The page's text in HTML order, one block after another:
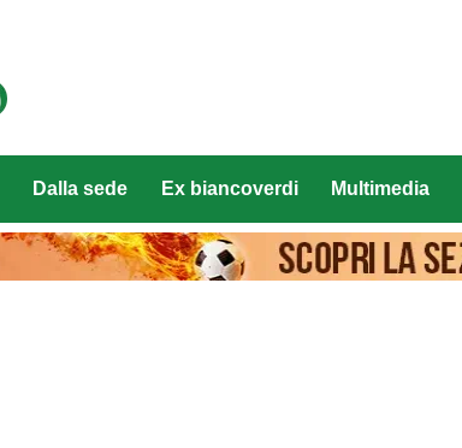
Dalla sede Ex biancoverdi Multimedia